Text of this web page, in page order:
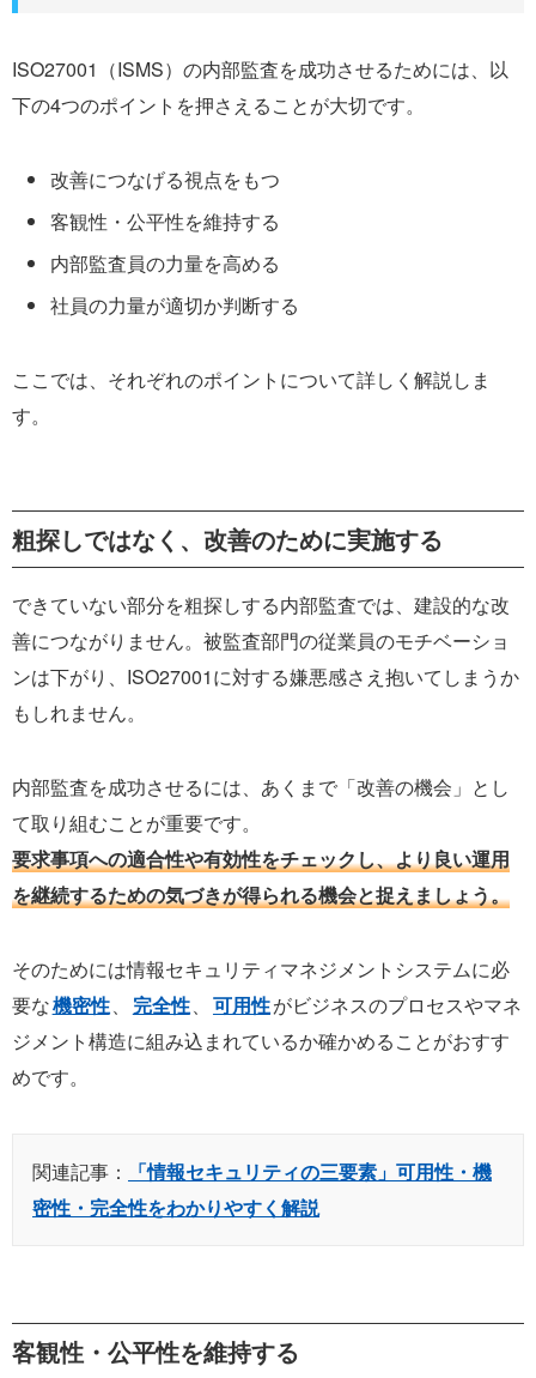
ISO27001（ISMS）の内部監査を成功させるためには、以
下の4つのポイントを押さえることが大切です。
改善につなげる視点をもつ
客観性・公平性を維持する
内部監査員の力量を高める
社員の力量が適切か判断する
ここでは、それぞれのポイントについて詳しく解説しま
す。
粗探しではなく、改善のために実施する
できていない部分を粗探しする内部監査では、建設的な改
善につながりません。被監査部門の従業員のモチベーショ
ンは下がり、ISO27001に対する嫌悪感さえ抱いてしまうか
もしれません。
内部監査を成功させるには、あくまで「改善の機会」とし
て取り組むことが重要です。
要求事項への適合性や有効性をチェックし、より良い運用
を継続するための気づきが得られる機会と捉えましょう。
そのためには情報セキュリティマネジメントシステムに必
要な機密性、 完全性、 可用性がビジネスのプロセスやマネ
ジメント構造に組み込まれているか確かめることがおすす
めです。
関連記事：
「情報セキュリティの三要素」可用性・機
密性・完全性をわかりやすく解説
客観性・公平性を維持する